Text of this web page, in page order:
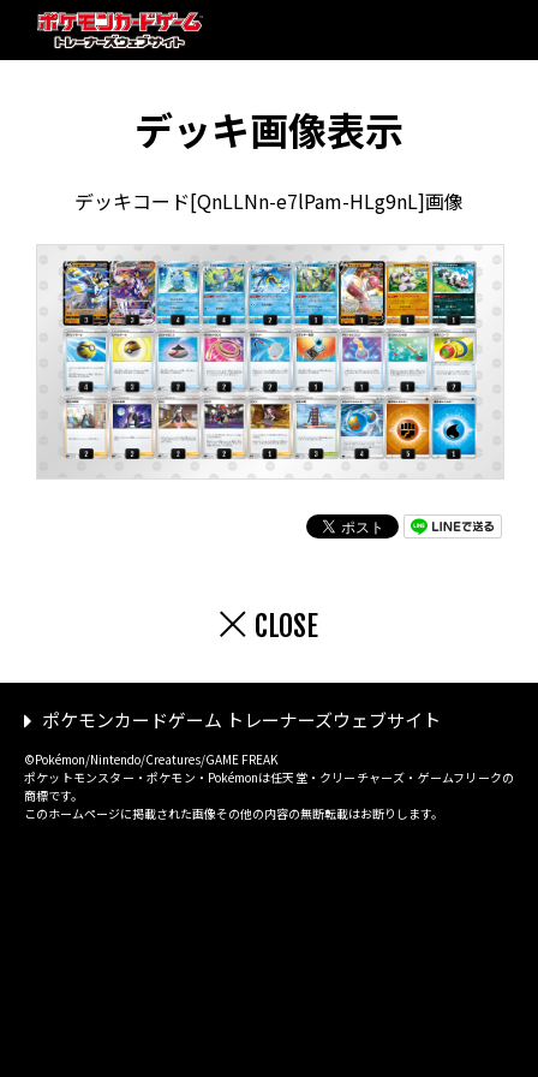
デッキ画像表示
デッキコード[QnLLNn-e7lPam-HLg9nL]画像
CLOSE
ポケモンカードゲーム トレーナーズウェブサイト
©Pokémon/Nintendo/Creatures/GAME FREAK
ポケットモンスター・ポケモン・Pokémonは任天堂・クリーチャーズ・ゲームフリークの
商標です。
このホームページに掲載された画像その他の内容の無断転載はお断りします。